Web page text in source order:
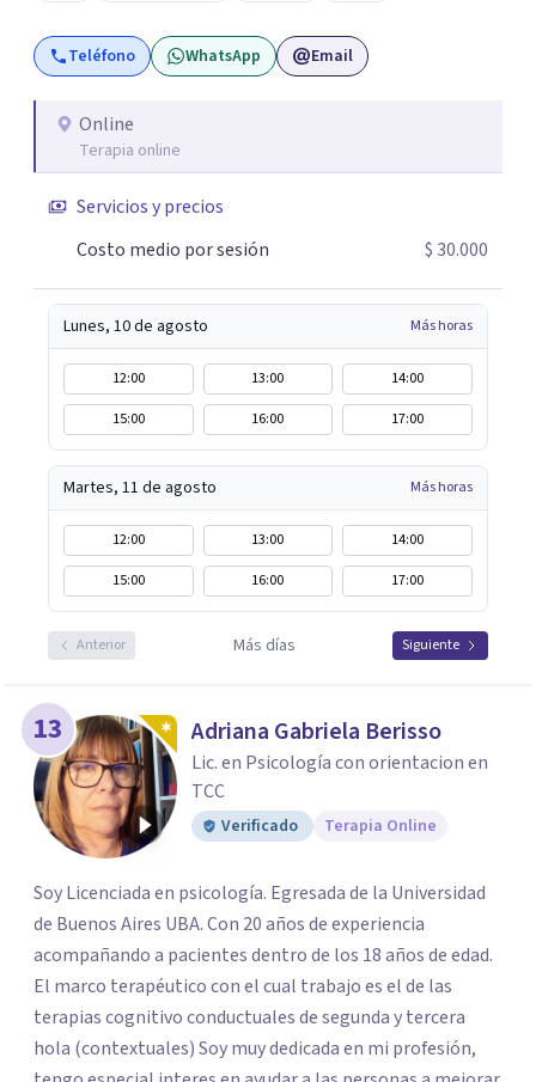
posibilidad de pensar de otro modo eso que hasta ahora
parecía sin salida.
Teléfono WhatsApp Email
Online
Terapia online
Servicios y precios
Costo medio por sesión
$ 30.000
Lunes, 10 de agosto Más horas
12:00 13:00
14:00
15:00
16:00 17:00
Martes, 11 de agosto Más horas
12:00 13:00
14:00
15:00
16:00 17:00
Anterior Más días Siguiente
13 Adriana Gabriela Berisso
Lic. en Psicología con orientacion en
TCC
Verificado Terapia Online
Soy Licenciada en psicología. Egresada de la Universidad
de Buenos Aires UBA. Con 20 años de experiencia
acompañando a pacientes dentro de los 18 años de edad.
El marco terapéutico con el cual trabajo es el de las
terapias cognitivo conductuales de segunda y tercera
hola (contextuales) Soy muy dedicada en mi profesión,